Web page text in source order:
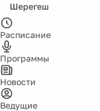
Шерегеш
Расписание
Программы
Новости
Ведущие